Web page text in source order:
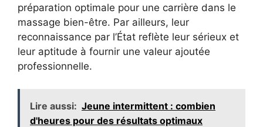
préparation optimale pour une carrière dans le
massage bien-être. Par ailleurs, leur
reconnaissance par l’État reflète leur sérieux et
leur aptitude à fournir une valeur ajoutée
professionnelle.
Lire aussi: Jeune intermittent : combien
d'heures pour des résultats optimaux